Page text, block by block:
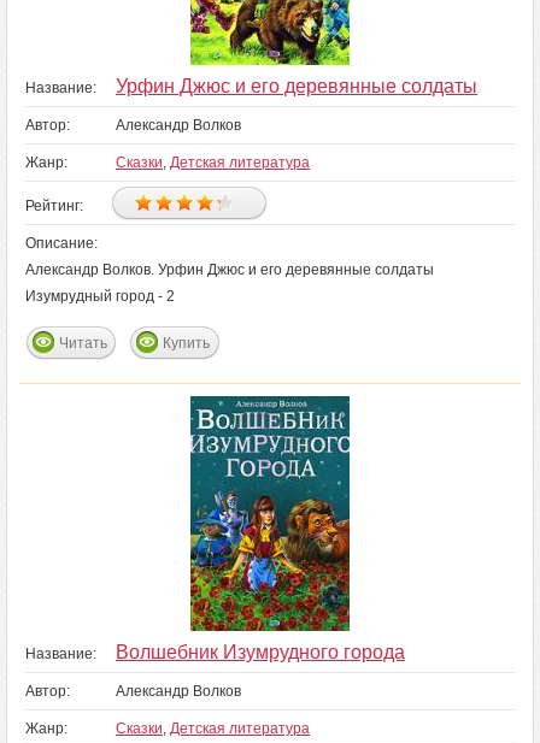
Название: Урфин Джюс и его деревянные солдаты
Автор: Александр Волков
Жанр: Сказки, Детская литература
Рейтинг:
Описание:
Александр Волков. Урфин Джюс и его деревянные солдаты
Изумрудный город - 2
Читать Купить
Название: Волшебник Изумрудного города
Автор: Александр Волков
Жанр: Сказки, Детская литература